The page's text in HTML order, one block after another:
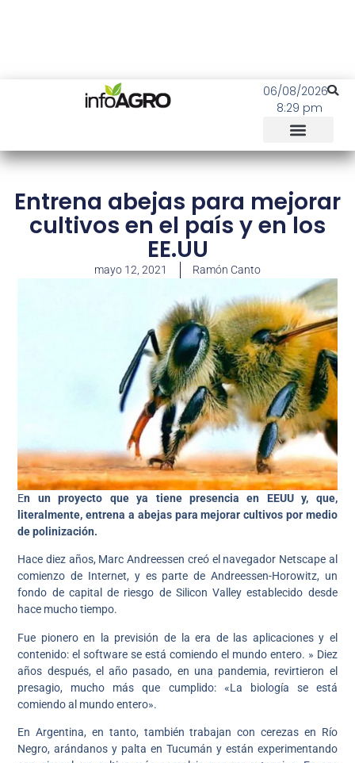
06/08/2026
8:29 pm
Entrena abejas para mejorar
cultivos en el país y en los
EE.UU
mayo 12, 2021 Ramón Canto
En un proyecto que ya tiene presencia en EEUU y, que,
literalmente, entrena a abejas para mejorar cultivos por medio
de polinización.
Hace diez años, Marc Andreessen creó el navegador Netscape al
comienzo de Internet, y es parte de Andreessen-Horowitz, un
fondo de capital de riesgo de Silicon Valley establecido desde
hace mucho tiempo.
Fue pionero en la previsión de la era de las aplicaciones y el
contenido: el software se está comiendo el mundo entero. » Diez
años después, el año pasado, en una pandemia, revirtieron el
presagio, mucho más que cumplido: «La biología se está
comiendo al mundo entero».
En Argentina, en tanto, también trabajan con cerezas en Río
Negro, arándanos y palta en Tucumán y están experimentando